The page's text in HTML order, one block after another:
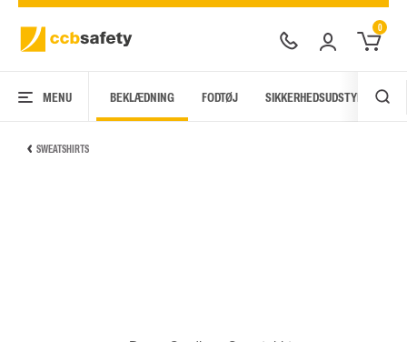
0
MENU BEKLÆDNING FODTØJ SIKKERHEDSUDSTYR
SWEATSHIRTS